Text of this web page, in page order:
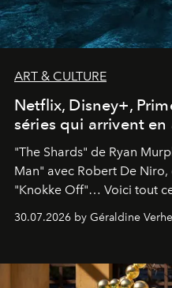
ART & CULTURE
Netflix, Disney+,
séries qui arrivent
"The Shards" de Ryan
Man" avec Robert De
"Knokke Off"… Voici tout
plateformes de streaming
30.07.2026 by Géraldine